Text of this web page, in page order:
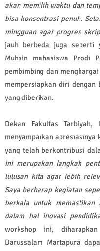
akan memilih waktu dan
bisa konsentrasi penuh.
mingguan agar progres
jauh berbeda juga seperti
Muhsin mahasiswa Prodi
pembimbing dan
mempersiapkan diri dengan
yang diberikan.
Dekan Fakultas
menyampaikan apresiasinya
yang telah berkontribusi
ini merupakan langkah
lulusan kita agar lebih
Saya berharap kegiatan
berkala untuk
dalam hal inovasi
workshop ini,
Darussalam Martapura